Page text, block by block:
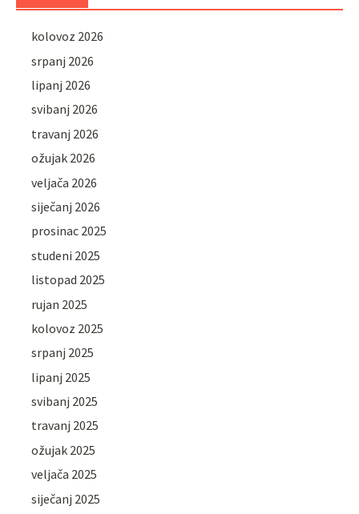
kolovoz 2026
srpanj 2026
lipanj 2026
svibanj 2026
travanj 2026
ožujak 2026
veljača 2026
siječanj 2026
prosinac 2025
studeni 2025
listopad 2025
rujan 2025
kolovoz 2025
srpanj 2025
lipanj 2025
svibanj 2025
travanj 2025
ožujak 2025
veljača 2025
siječanj 2025